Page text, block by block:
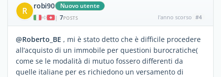
R robi90 Nuovo utente
| 7POSTS l'anno scorso #4
@Roberto_BE , mi è stato detto che è difficile procedere
all’acquisto di un immobile per questioni burocratiche(
come se le modalità di mutuo fossero differenti da
quelle italiane per es richiedono un versamento di